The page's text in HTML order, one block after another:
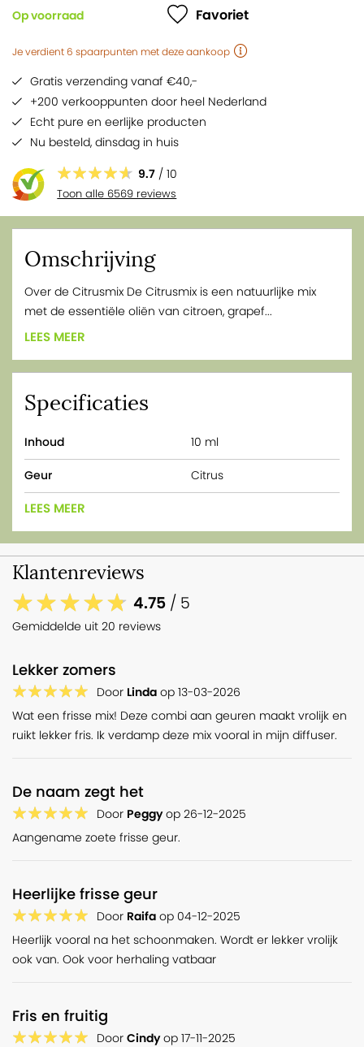
Op voorraad Favoriet
Je verdient6 spaarpunten met deze aankoop
Gratis verzending vanaf €40,-
+200 verkooppunten door heel Nederland
Echt pure en eerlijke producten
Nu besteld, dinsdag in huis
9.7 / 10
Toon alle 6569 reviews
Omschrijving
Over de Citrusmix De Citrusmix is een natuurlijke mix
met de essentiële oliën van citroen, grapef...
LEES MEER
Specificaties
Inhoud 10 ml
Geur Citrus
LEES MEER
Klantenreviews
4.75/ 5
Gemiddelde uit 20 reviews
Lekker zomers
Door Linda op 13-03-2026
Wat een frisse mix! Deze combi aan geuren maakt vrolijk en
ruikt lekker fris. Ik verdamp deze mix vooral in mijn diffuser.
De naam zegt het
Door Peggyop 26-12-2025
Aangename zoete frisse geur.
Heerlijke frisse geur
Door Raifa op 04-12-2025
Heerlijk vooral na het schoonmaken. Wordt er lekker vrolijk
ook van. Ook voor herhaling vatbaar
Fris en fruitig
Door Cindyop 17-11-2025